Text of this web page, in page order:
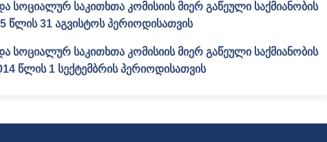
სოციალურ საკითხთა კომისიის მიერ გაწეული საქმიანობის
წლის 31 აგვისტოს პერიოდისათვის
სოციალურ საკითხთა კომისიის მიერ გაწეული საქმიანობის
წლის 1 სექტემბრის პერიოდისათვის